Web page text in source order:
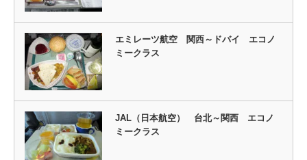
エミレーツ航空 関西～ドバイ エコノ
ミークラス
JAL（日本航空） 台北～関西 エコノ
ミークラス